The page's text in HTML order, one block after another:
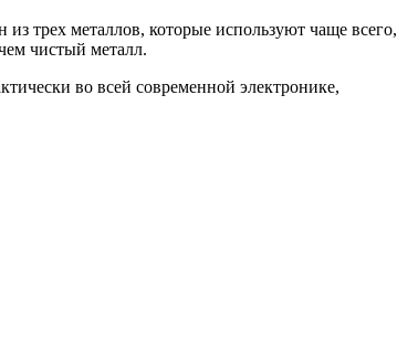
трех металлов, которые используют чаще всего,
чистый металл.
во всей современной электронике,